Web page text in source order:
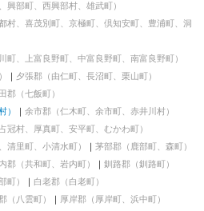
興部町、西興部村、雄武町）
村、喜茂別町、京極町、倶知安町、豊浦町、洞
町、上富良野町、中富良野町、南富良野町）
夕張郡（由仁町、長沼町、栗山町）
郡（七飯町）
）
余市郡（仁木町、余市町、赤井川村）
冠村、厚真町、安平町、むかわ町）
清里町、小清水町）
茅部郡（鹿部町、森町）
郡（共和町、岩内町）
釧路郡（釧路町）
町）
白老郡（白老町）
（八雲町）
厚岸郡（厚岸町、浜中町）